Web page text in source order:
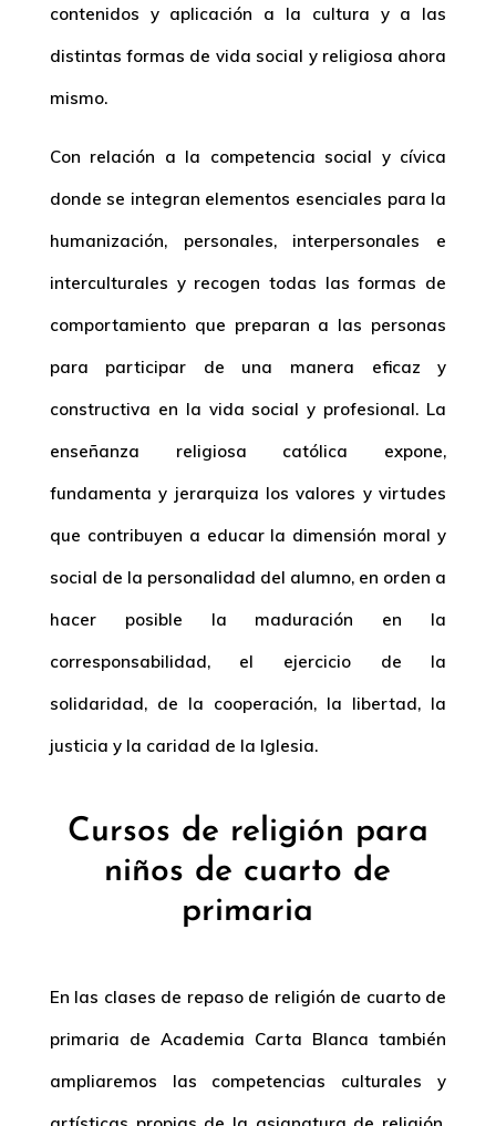
contenidos y aplicación a la cultura y a las
distintas formas de vida social y religiosa ahora
mismo.
Con relación a la competencia social y cívica
donde se integran elementos esenciales para la
humanización, personales, interpersonales e
interculturales y recogen todas las formas de
comportamiento que preparan a las personas
para participar de una manera eficaz y
constructiva en la vida social y profesional. La
enseñanza religiosa católica expone,
fundamenta y jerarquiza los valores y virtudes
que contribuyen a educar la dimensión moral y
social de la personalidad del alumno, en orden a
hacer posible la maduración en la
corresponsabilidad, el ejercicio de la
solidaridad, de la cooperación, la libertad, la
justicia y la caridad de la Iglesia.
Cursos de religión para
niños de cuarto de
primaria
En las clases de repaso de religión de cuarto de
primaria de Academia Carta Blanca también
ampliaremos las competencias culturales y